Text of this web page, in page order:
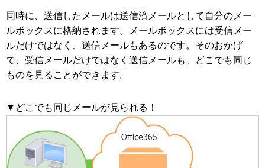
同時に、送信したメールは送信済メールとして自分のメー
ルボックスに格納されます。メールボックスには受信メー
ルだけではなく、送信メールもあるのです。そのおかげ
で、受信メールだけではなく送信メールも、どこでも同じ
ものを見ることができます。
▼どこでも同じメールが見られる！